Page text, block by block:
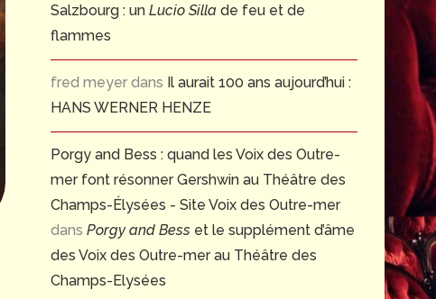
Salzbourg : un Lucio Silla de feu et de
flammes
fred meyer dans Il aurait 100 ans aujourd’hui :
HANS WERNER HENZE
Porgy and Bess : quand les Voix des Outre-
mer font résonner Gershwin au Théâtre des
Champs-Élysées - Site Voix des Outre-mer
dans Porgy and Bess et le supplément d’âme
des Voix des Outre-mer au Théâtre des
Champs-Elysées